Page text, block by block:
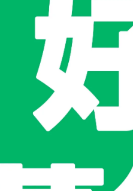
，達到天然驅蚊效果，製
風的影響，擁有良好的氣候